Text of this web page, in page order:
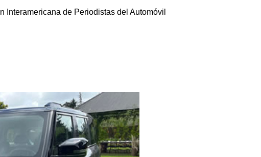
Interamericana de Periodistas del Automóvil